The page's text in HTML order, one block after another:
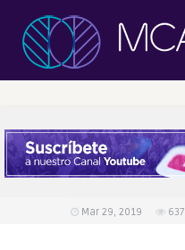
Mar 29, 2019 637